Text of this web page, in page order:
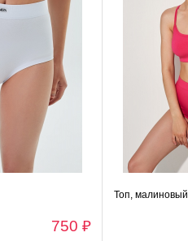
750 ₽
Топ, малиновый